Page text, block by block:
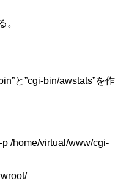
。
と”cgi-bin/awstats”を作
/home/virtual/www/cgi-